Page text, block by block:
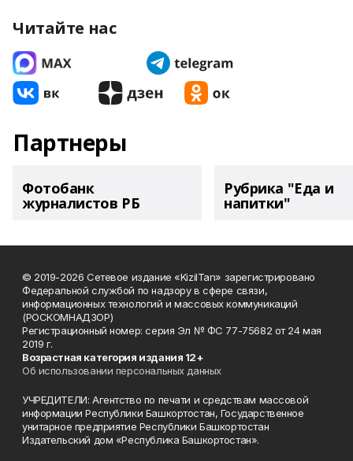
Читайте нас
Партнеры
Фотобанк
журналистов РБ
Рубрика "Еда и
напитки"
© 2019-2026 Сетевое издание «KizilTan» зарегистрировано
Федеральной службой по надзору в сфере связи,
информационных технологий и массовых коммуникаций
(РОСКОМНАДЗОР)
Регистрационный номер: серия Эл № ФС 77-75682 от 24 мая
2019 г.
Возрастная категория издания 12+
Об использовании персональных данных
УЧРЕДИТЕЛИ: Агентство по печати и средствам массовой
информации Республики Башкортостан, Государственное
унитарное предприятие Республики Башкортостан
Издательский дом «Республика Башкортостан».